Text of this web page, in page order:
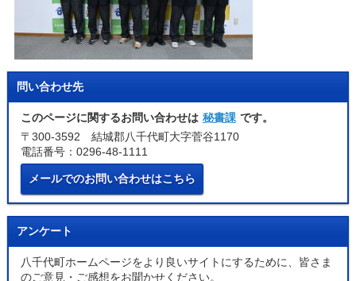
問い合わせ先
このページに関するお問い合わせは 秘書課 です。
〒300-3592 結城郡八千代町大字菅谷1170
電話番号：0296-48-1111
メールでのお問い合わせはこちら
アンケート
八千代町ホームページをより良いサイトにするために、皆さま
のご意見・ご感想をお聞かせください。